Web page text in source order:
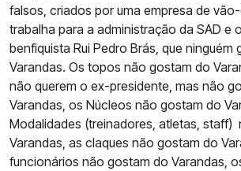
falsos, criados por uma empresa de
trabalha para a administração da SAD e
benfiquista Rui Pedro Brás, que ninguém
Varandas. Os topos não gostam do
não querem o ex-presidente, mas não
Varandas, os Núcleos não gostam do
Modalidades (treinadores, atletas, staff)
Varandas, as claques não gostam do
funcionários não gostam do Varandas,